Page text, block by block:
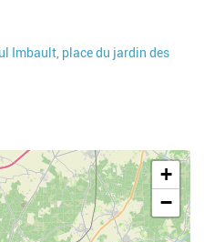
Imbault, place du jardin des
+
−